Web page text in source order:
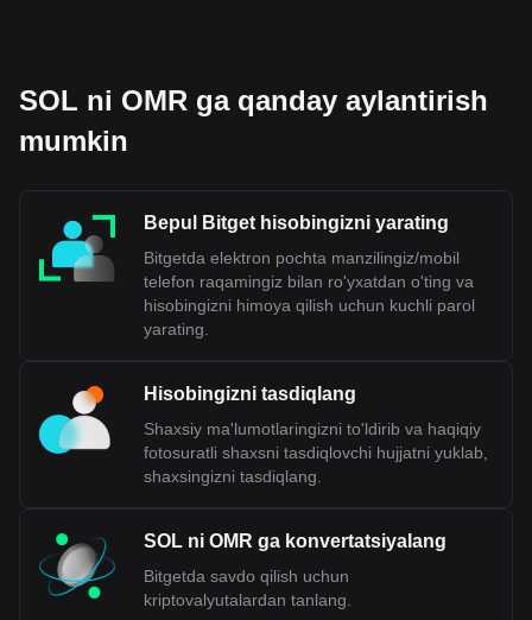
SOL ni OMR ga qanday aylantirish
mumkin
Bepul Bitget hisobingizni yarating
Bitgetda elektron pochta manzilingiz/mobil
telefon raqamingiz bilan ro'yxatdan o'ting va
hisobingizni himoya qilish uchun kuchli parol
yarating.
Hisobingizni tasdiqlang
Shaxsiy ma'lumotlaringizni to'ldirib va haqiqiy
fotosuratli shaxsni tasdiqlovchi hujjatni yuklab,
shaxsingizni tasdiqlang.
SOL ni OMR ga konvertatsiyalang
Bitgetda savdo qilish uchun
kriptovalyutalardan tanlang.